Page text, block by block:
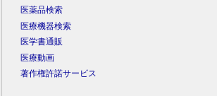
医薬品検索
医療機器検索
医学書通販
医療動画
著作権許諾サービス